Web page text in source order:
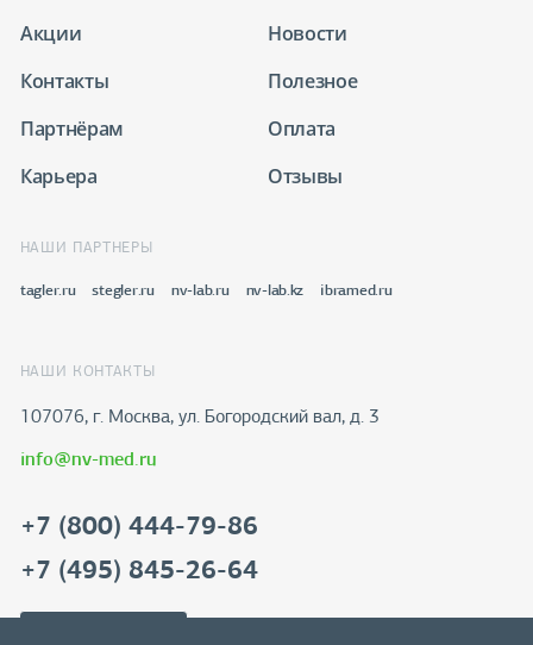
Акции
Новости
Контакты
Полезное
Партнёрам
Оплата
Карьера
Отзывы
НАШИ ПАРТНЕРЫ
tagler.ru stegler.ru nv-lab.ru nv-lab.kz ibramed.ru
НАШИ КОНТАКТЫ
107076, г. Москва, ул. Богородский вал, д. 3
info@nv-med.ru
+7 (800) 444-79-86
+7 (495) 845-26-64